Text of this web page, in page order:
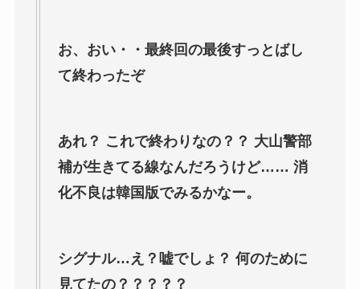
お、おい・・最終回の最後すっとばし
て終わったぞ
あれ？ これで終わりなの？？ 大山警部
補が生きてる線なんだろうけど…… 消
化不良は韓国版でみるかなー。
シグナル…え？嘘でしょ？ 何のために
見てたの？？？？？